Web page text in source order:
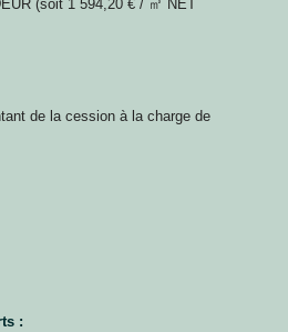
(soit 1 594,20 € / ㎡ NET
de la cession à la charge de
: